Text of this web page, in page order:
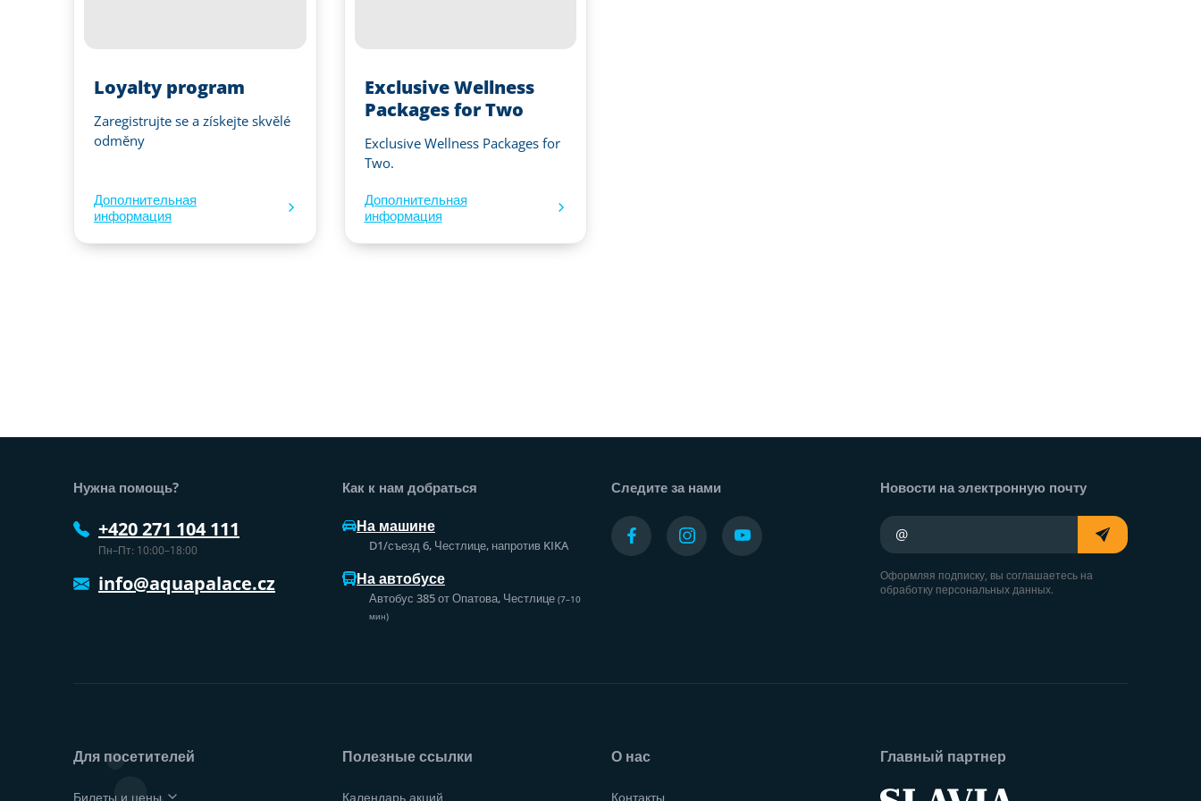
Loyalty program
Zaregistrujte se a získejte skvělé
odměny
Дополнительная
информация
Exclusive Wellness
Packages for Two
Exclusive Wellness Packages for
Two.
Дополнительная
информация
Нужна помощь?
+420 271 104 111
Пн–Пт: 10:00–18:00
info@aquapalace.cz
Как к нам добраться
На машине
D1/съезд 6, Честлице, напротив KIKA
На автобусе
Автобус 385 от Опатова, Честлице (7–10
мин)
Следите за нами Новости на электронную почту
Ваш адрес электронной почты
Оформляя подписку, вы соглашаетесь на
обработку персональных данных.
Для посетителей
Билеты и цены
Полезные ссылки
Календарь акций
О нас
Контакты
Главный партнер